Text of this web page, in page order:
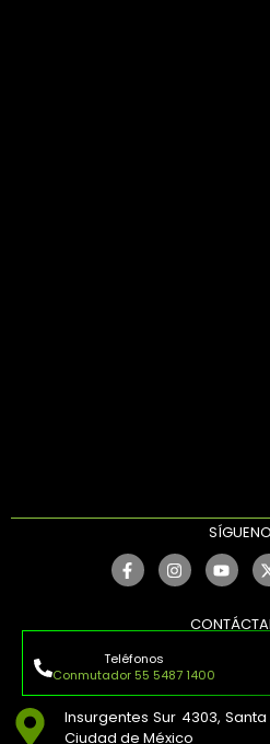
Teléfonos
Conmutador 55 5487 1400
Insurgentes Sur 4303,
Ciudad de México